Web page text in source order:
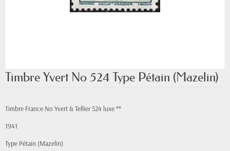
Timbre Yvert No 524 Type Pétain (Mazelin)
Timbre France No Yvert & Tellier 524 luxe **
1941
Type Pétain (Mazelin)